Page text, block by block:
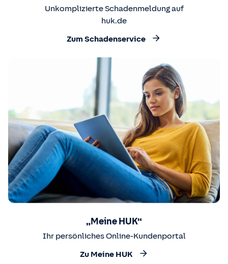
Unkomplizierte Schadenmeldung auf
huk.de
Zum Schadenservice
„Meine HUK“
Ihr persönliches Online-Kundenportal
Zu Meine HUK